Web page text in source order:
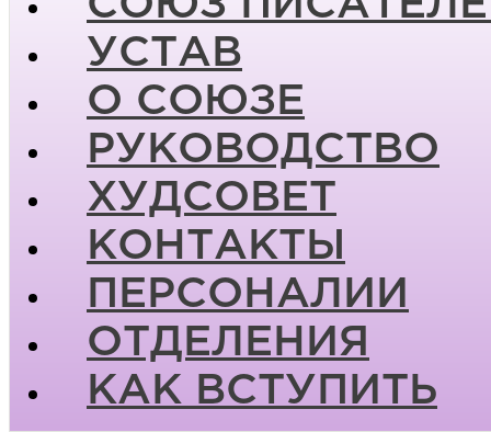
УСТАВ
О СОЮЗЕ
РУКОВОДСТВО
ХУДСОВЕТ
КОНТАКТЫ
ПЕРСОНАЛИИ
ОТДЕЛЕНИЯ
КАК ВСТУПИТЬ